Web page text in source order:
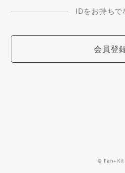
IDをお持ちで
会員登
© Fan+Kit